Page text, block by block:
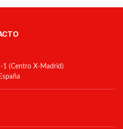
1 (Centro X-Madrid)